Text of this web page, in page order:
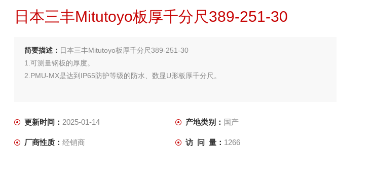
日本三丰Mitutoyo板厚千分尺389-251-30
简要描述： 日本三丰Mitutoyo板厚千分尺389-251-30
1.可测量钢板的厚度。
2.PMU-MX是达到IP65防护等级的防水、数显U形板厚千分尺。
更新时间： 2025-01-14 产地类别： 国产
厂商性质： 经销商 访 问 量： 1266